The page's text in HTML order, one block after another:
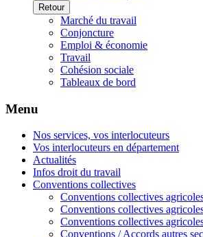
Retour
Marché du travail
Conjoncture
Emploi & économie
Travail
Cohésion sociale
Tableaux de bord
Menu
Nos services, vos interlocuteurs
Vos interlocuteurs en département
Actualités
Infos droit du travail
Conventions collectives
Conventions collectives
Conventions collectives
Conventions collectives
Conventions / Accords autres